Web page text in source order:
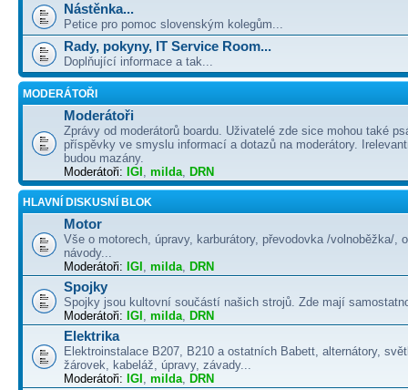
Nástěnka...
Petice pro pomoc slovenským kolegům...
Rady, pokyny, IT Service Room...
Doplňující informace a tak...
MODERÁTOŘI
Moderátoři
Zprávy od moderátorů boardu. Uživatelé zde sice mohou také
příspěvky ve smyslu informací a dotazů na moderátory.
budou mazány.
Moderátoři: IGI , milda, DRN
HLAVNÍ DISKUSNÍ BLOK
Motor
Vše o motorech, úpravy, karburátory, převodovka /volnoběžka/,
návody...
Moderátoři: IGI , milda, DRN
Spojky
Spojky jsou kultovní součástí našich strojů. Zde mají
Moderátoři: IGI , milda, DRN
Elektrika
Elektroinstalace B207, B210 a ostatních Babett, alternátory,
žárovek, kabeláž, úpravy, závady...
Moderátoři: IGI , milda, DRN